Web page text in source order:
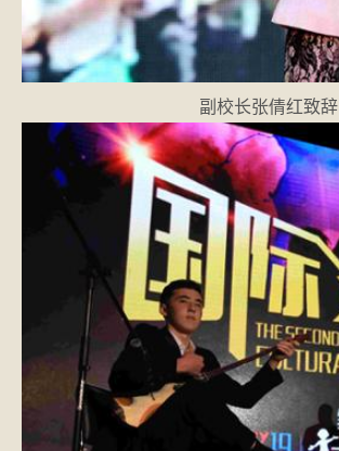
副校长张倩红致辞